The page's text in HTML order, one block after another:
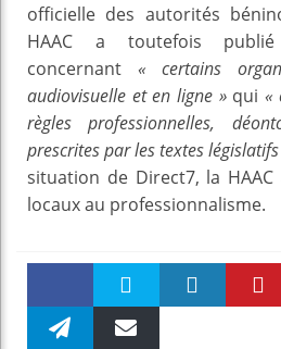
officielle des autorités
HAAC a toutefois
concernant « certains
audiovisuelle et en ligne »qui«
règles professionnelles,
prescrites par les textes législatifs
situation de Direct7, la
locaux au professionnalisme.
Faceboo Twitter